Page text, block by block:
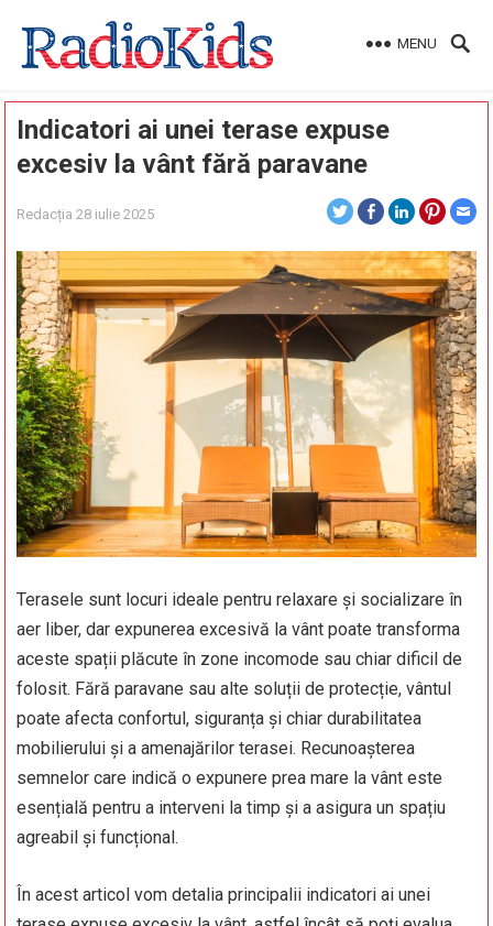
MENU
Indicatori ai unei terase expuse
excesiv la vânt fără paravane
Redacția 28 iulie 2025
Terasele sunt locuri ideale pentru relaxare și socializare în
aer liber, dar expunerea excesivă la vânt poate transforma
aceste spații plăcute în zone incomode sau chiar dificil de
folosit. Fără paravane sau alte soluții de protecție, vântul
poate afecta confortul, siguranța și chiar durabilitatea
mobilierului și a amenajărilor terasei. Recunoașterea
semnelor care indică o expunere prea mare la vânt este
esențială pentru a interveni la timp și a asigura un spațiu
agreabil și funcțional.
În acest articol vom detalia principalii indicatori ai unei